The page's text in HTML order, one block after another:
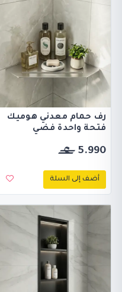
رف حمام معدني هوميك
فتحة واحدة فضي
5.990
أضف إلى السلة